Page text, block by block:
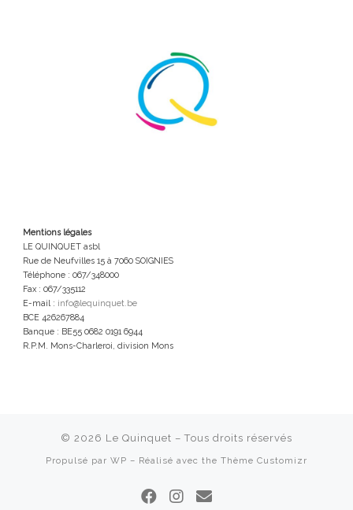
Mentions légales
LE QUINQUET asbl
Rue de Neufvilles 15 à 7060 SOIGNIES
Téléphone : 067/348000
Fax : 067/335112
E-mail : info@lequinquet.be
BCE 426267884
Banque : BE55 0682 0191 6944
R.P.M. Mons-Charleroi, division Mons
© 2026 Le Quinquet – Tous droits réservés
Propulsé par WP – Réalisé avec the Thème Customizr